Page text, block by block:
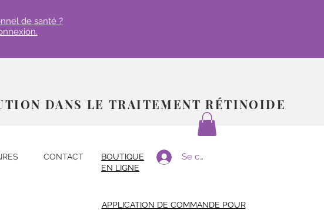
de santé ?
DANS LE TRAITEMENT RÉTINOIDE
CONTACT Se connecter
BOUTIQUE
EN LIGNE
APPLICATION DE COMMANDE POUR